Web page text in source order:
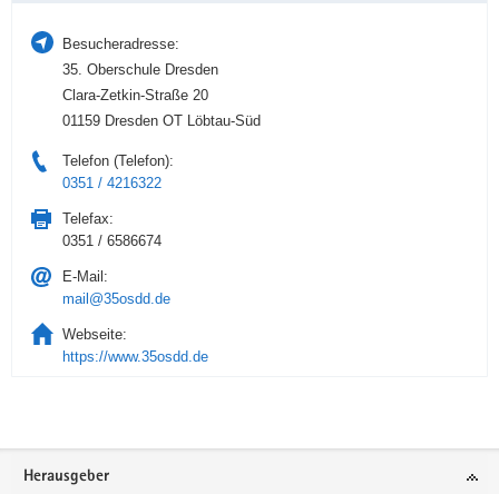
Besucheradresse:
35. Oberschule Dresden
Clara-Zetkin-Straße 20
01159 Dresden OT Löbtau-Süd
Telefon (Telefon):
0351 / 4216322
Telefax:
0351 / 6586674
E-Mail:
mail@35osdd.de
Webseite:
https://www.35osdd.de
Service
Herausgeber